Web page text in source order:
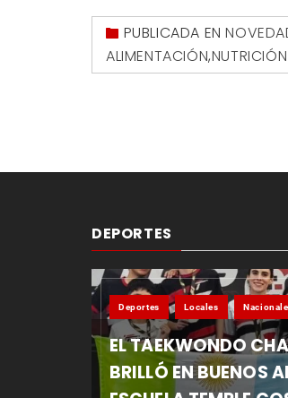
PUBLICADA EN
ALIMENTACIÓN,NUTRICIÓN
DEPORTES
Deportes Locales
EL TAEKWONDO
BRILLÓ EN BUENOS